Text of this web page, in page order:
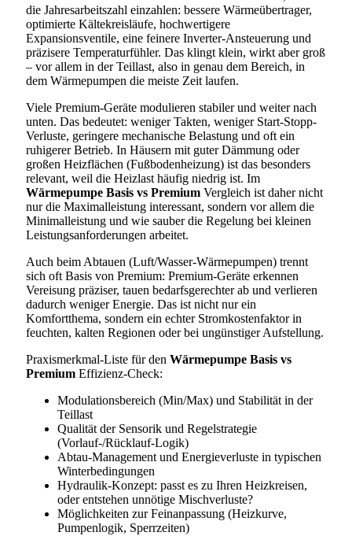
die Jahresarbeitszahl einzahlen: bessere Wärmeübertrager,
optimierte Kältekreisläufe, hochwertigere
Expansionsventile, eine feinere Inverter-Ansteuerung und
präzisere Temperaturfühler. Das klingt klein, wirkt aber groß
– vor allem in der Teillast, also in genau dem Bereich, in
dem Wärmepumpen die meiste Zeit laufen.
Viele Premium-Geräte modulieren stabiler und weiter nach
unten. Das bedeutet: weniger Takten, weniger Start-Stopp-
Verluste, geringere mechanische Belastung und oft ein
ruhigerer Betrieb. In Häusern mit guter Dämmung oder
großen Heizflächen (Fußbodenheizung) ist das besonders
relevant, weil die Heizlast häufig niedrig ist. Im
Wärmepumpe Basis vs Premium Vergleich ist daher nicht
nur die Maximalleistung interessant, sondern vor allem die
Minimalleistung und wie sauber die Regelung bei kleinen
Leistungsanforderungen arbeitet.
Auch beim Abtauen (Luft/Wasser-Wärmepumpen) trennt
sich oft Basis von Premium: Premium-Geräte erkennen
Vereisung präziser, tauen bedarfsgerechter ab und verlieren
dadurch weniger Energie. Das ist nicht nur ein
Komfortthema, sondern ein echter Stromkostenfaktor in
feuchten, kalten Regionen oder bei ungünstiger Aufstellung.
Praxismerkmal-Liste für den Wärmepumpe Basis vs
Premium Effizienz-Check:
Modulationsbereich (Min/Max) und Stabilität in der
Teillast
Qualität der Sensorik und Regelstrategie
(Vorlauf-/Rücklauf-Logik)
Abtau-Management und Energieverluste in typischen
Winterbedingungen
Hydraulik-Konzept: passt es zu Ihren Heizkreisen,
oder entstehen unnötige Mischverluste?
Möglichkeiten zur Feinanpassung (Heizkurve,
Pumpenlogik, Sperrzeiten)